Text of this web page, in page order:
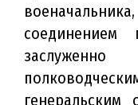
соединением